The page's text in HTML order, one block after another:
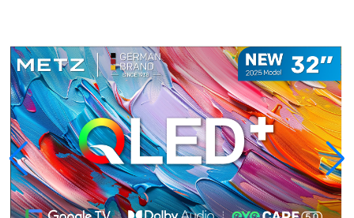
50
55
65
75
43MQE7600
• 4K Ultra HD QLED TV
• Expanded Color Spectrum & Radiant Colors
• Enhanced Contrast & Razor-Sharp Details
• Seamless TiVo OS Experience